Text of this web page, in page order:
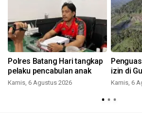
Polres Batang Hari tangkap
pelaku pencabulan anak
Kamis, 6 Agustus 2026
izin di
Kamis, 6